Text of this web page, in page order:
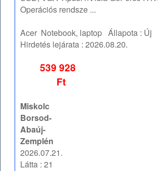
Operációs rendsze ...
Acer Notebook, laptop Állapota : Új
Hirdetés lejárata :2026.08.20.
539 928
Ft
Miskolc
Borsod-
Abaúj-
Zemplén
2026.07.21.
Látta : 21